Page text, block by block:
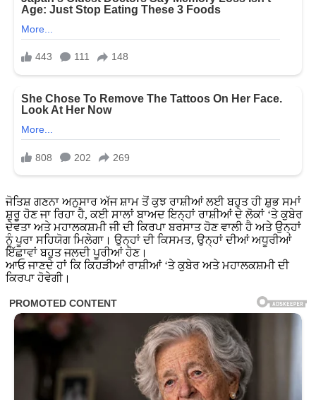
ਜੋਤਿਸ਼ ਗਣਨਾ ਅਨੁਸਾਰ ਅੱਜ ਸ਼ਾਮ ਤੋਂ ਕੁਝ ਰਾਸ਼ੀਆਂ ਲਈ ਬਹੁਤ ਹੀ ਸ਼ੁਭ ਸਮਾਂ
ਸ਼ੁਰੂ ਹੋਣ ਜਾ ਰਿਹਾ ਹੈ, ਕਈ ਸਾਲਾਂ ਬਾਅਦ ਇਨ੍ਹਾਂ ਰਾਸ਼ੀਆਂ ਦੇ ਲੋਕਾਂ ‘ਤੇ ਕੁਬੇਰ
ਦੇਵਤਾ ਅਤੇ ਮਹਾਲਕਸ਼ਮੀ ਜੀ ਦੀ ਕਿਰਪਾ ਬਰਸਾਤ ਹੋਣ ਵਾਲੀ ਹੈ ਅਤੇ ਉਨ੍ਹਾਂ
ਨੂੰ ਪੂਰਾ ਸਹਿਯੋਗ ਮਿਲੇਗਾ। ਉਨ੍ਹਾਂ ਦੀ ਕਿਸਮਤ, ਉਨ੍ਹਾਂ ਦੀਆਂ ਅਧੂਰੀਆਂ
ਇੱਛਾਵਾਂ ਬਹੁਤ ਜਲਦੀ ਪੂਰੀਆਂ ਹੋਣ।
ਆਓ ਜਾਣਦੇ ਹਾਂ ਕਿ ਕਿਹੜੀਆਂ ਰਾਸ਼ੀਆਂ ‘ਤੇ ਕੁਬੇਰ ਅਤੇ ਮਹਾਲਕਸ਼ਮੀ ਦੀ
ਕਿਰਪਾ ਹੋਵੇਗੀ।